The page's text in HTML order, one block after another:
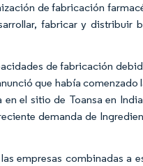
de fabricación
fabricar y distribuir
de fabricación
que había comenzado
el sitio de Toansa en
demanda de
empresas combinadas a